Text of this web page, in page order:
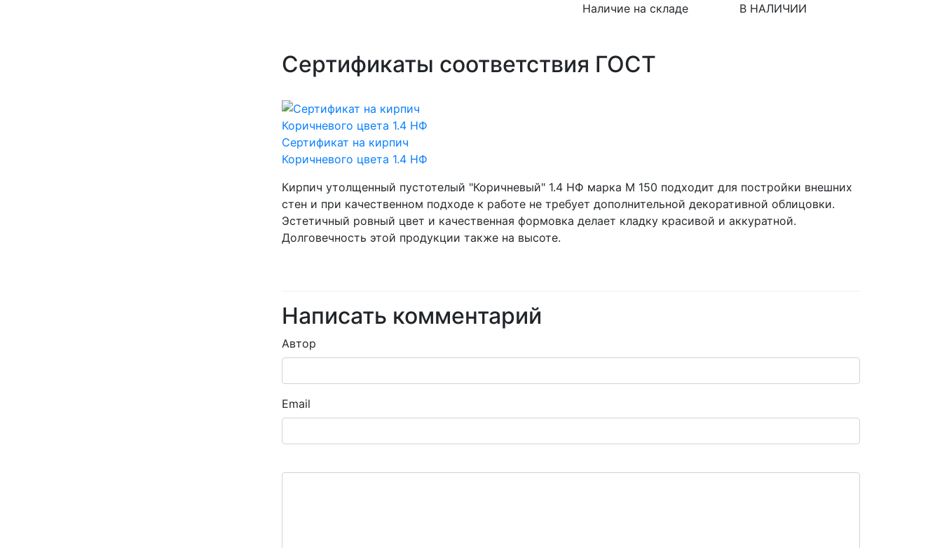
Наличие на складе
В НАЛИЧИИ
Сертификаты соответствия ГОСТ
Сертификат на кирпич
Коричневого цвета 1.4 НФ
Кирпич утолщенный пустотелый "Коричневый" 1.4 НФ марка М 150 подходит для постройки внешних
стен и при качественном подходе к работе не требует дополнительной декоративной облицовки.
Эстетичный ровный цвет и качественная формовка делает кладку красивой и аккуратной.
Долговечность этой продукции также на высоте.
Написать комментарий
Автор
Email